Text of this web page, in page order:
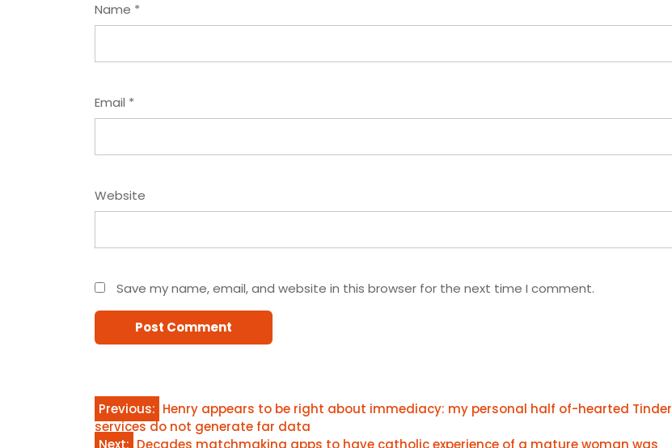
Name *
Email *
Website
Save my name, email, and website in this browser for the next time I comment.
Post
Previous: Henry appears to be right about immediacy: my personal half of-hearted Tinder
services do not generate far data
Next: Decades matchmaking apps to have catholic experience of a mature woman was